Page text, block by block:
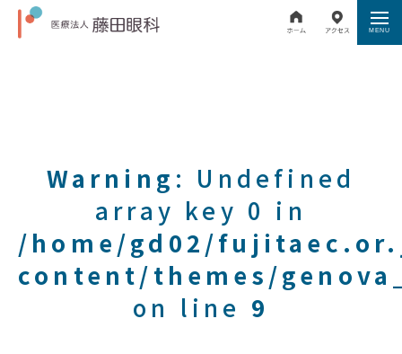
Warning : Undefined
array key 0 in
/home/gd02/
content/themes/
on line 9